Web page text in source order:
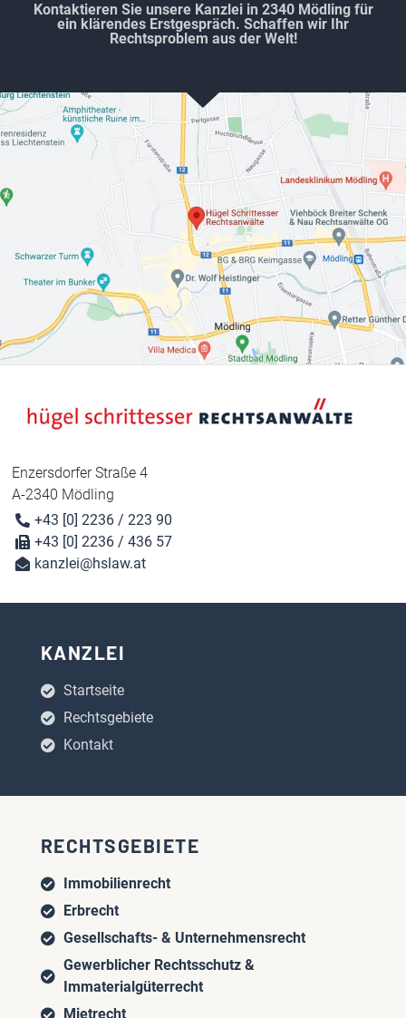
Kontaktieren Sie unsere Kanzlei in 2340 Mödling für
ein klärendes Erstgespräch. Schaffen wir Ihr
Rechtsproblem aus der Welt!
Enzersdorfer Straße 4
A-2340 Mödling
+43 [0] 2236 / 223 90
+43 [0] 2236 / 436 57
kanzlei@hslaw.at
KANZLEI
Startseite
Rechtsgebiete
Kontakt
RECHTSGEBIETE
Immobilienrecht
Erbrecht
Gesellschafts- & Unternehmensrecht
Gewerblicher Rechtsschutz &
Immaterialgüterrecht
Mietrecht